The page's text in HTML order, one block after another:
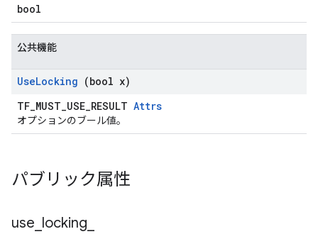
bool
公共機能
UseLocking (bool x)
TF_MUST_USE_RESULT Attrs
オプションのブール値。
パブリック属性
use locking